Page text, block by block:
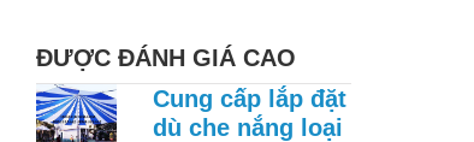
ĐƯỢC ĐÁNH GIÁ CAO
Cung cấp lắp đặt
dù che nắng loại